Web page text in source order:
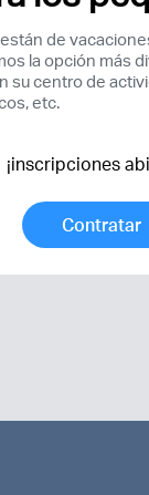
de
la opción más
su centro de
etc.
¡inscripciones
Contratar